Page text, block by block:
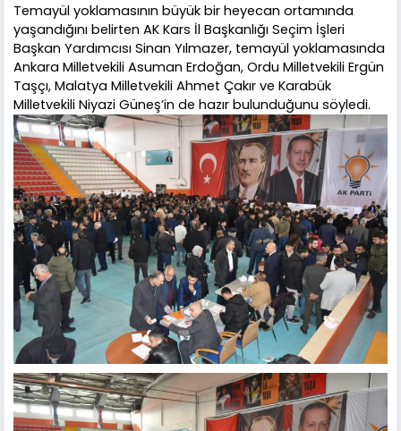
Temayül yoklamasının büyük bir heyecan ortamında
yaşandığını belirten AK Kars İl Başkanlığı Seçim İşleri
Başkan Yardımcısı Sinan Yılmazer, temayül yoklamasında
Ankara Milletvekili Asuman Erdoğan, Ordu Milletvekili Ergün
Taşçı, Malatya Milletvekili Ahmet Çakır ve Karabük
Milletvekili Niyazi Güneş’in de hazır bulunduğunu söyledi.